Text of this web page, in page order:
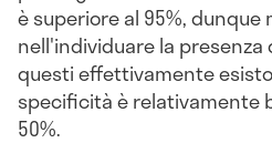
è superiore al 95%,
nell'individuare la
questi effettivamente
specificità è relativamente
50%.